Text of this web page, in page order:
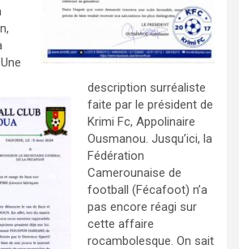
description surréaliste
faite par le président de
Krimi Fc, Appolinaire
Ousmanou. Jusqu’ici, la
Fédération
Camerounaise de
football (Fécafoot) n’a
pas encore réagi sur
cette affaire
rocambolesque. On sait